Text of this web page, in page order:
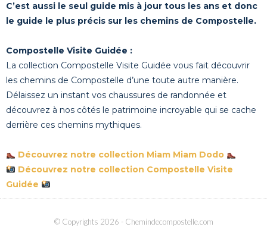
C’est aussi le seul guide mis à jour tous les ans et donc
le guide le plus précis sur les chemins de Compostelle.
Compostelle Visite Guidée :
La collection Compostelle Visite Guidée vous fait découvrir
les chemins de Compostelle d’une toute autre manière.
Délaissez un instant vos chaussures de randonnée et
découvrez à nos côtés le patrimoine incroyable qui se cache
derrière ces chemins mythiques.
Découvrez notre collection Miam Miam Dodo
Découvrez notre collection Compostelle Visite
Guidée
© Copyrights 2026 - Chemindecompostelle.com